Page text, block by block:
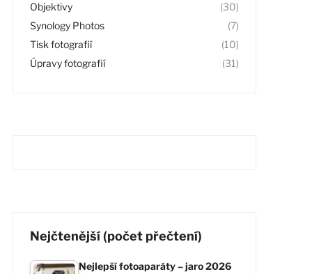
Objektivy
(30)
Synology Photos
(7)
Tisk fotografií
(10)
Úpravy fotografií
(31)
Nejčtenější (počet přečtení)
Nejlepší fotoaparáty – jaro 2026